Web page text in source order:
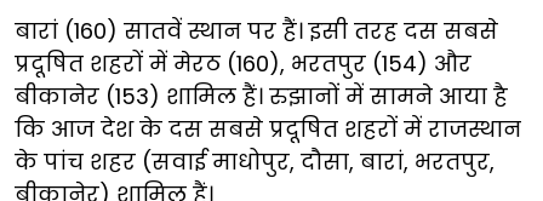
बारां (160) सातवें स्थान पर हैं। इसी तरह दस सबसे
प्रदूषित शहरों में मेरठ (160), भरतपुर (154) और
बीकानेर (153) शामिल हैं। रुझानों में सामने आया है
कि आज देश के दस सबसे प्रदूषित शहरों में राजस्थान
के पांच शहर (सवाई माधोपुर, दौसा, बारां, भरतपुर,
बीकानेर) शामिल हैं।